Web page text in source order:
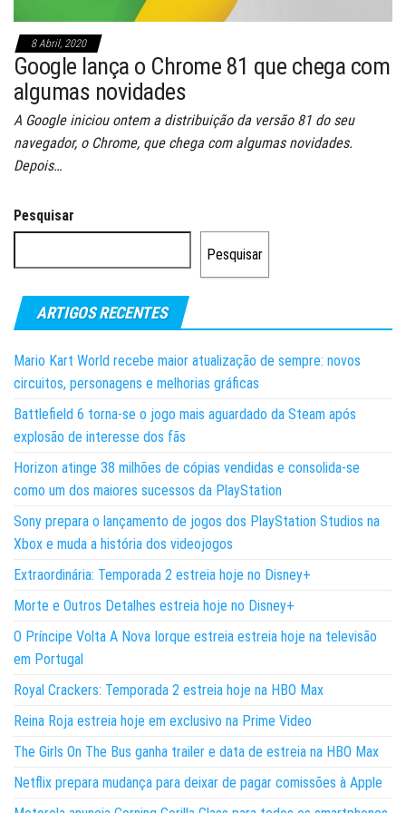
8 Abril, 2020
Google lança o Chrome 81 que chega com
algumas novidades
A Google iniciou ontem a distribuição da versão 81 do seu
navegador, o Chrome, que chega com algumas novidades.
Depois…
Pesquisar
Pesquisar
ARTIGOS RECENTES
Mario Kart World recebe maior atualização de sempre: novos
circuitos, personagens e melhorias gráficas
Battlefield 6 torna-se o jogo mais aguardado da Steam após
explosão de interesse dos fãs
Horizon atinge 38 milhões de cópias vendidas e consolida-se
como um dos maiores sucessos da PlayStation
Sony prepara o lançamento de jogos dos PlayStation Studios na
Xbox e muda a história dos videojogos
Extraordinária: Temporada 2 estreia hoje no Disney+
Morte e Outros Detalhes estreia hoje no Disney+
O Príncipe Volta A Nova Iorque estreia estreia hoje na televisão
em Portugal
Royal Crackers: Temporada 2 estreia hoje na HBO Max
Reina Roja estreia hoje em exclusivo na Prime Video
The Girls On The Bus ganha trailer e data de estreia na HBO Max
Netflix prepara mudança para deixar de pagar comissões à Apple